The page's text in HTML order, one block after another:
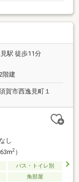
駅 徒歩11分
階建
賀市西逸見町１
なし
2）
バス・トイレ別
角部屋